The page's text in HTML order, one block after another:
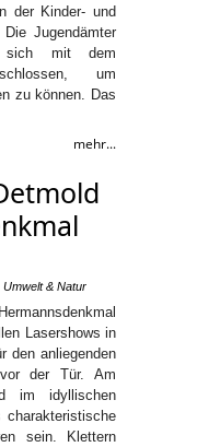
der Kinder- und
Jugendämter
sich mit dem
um
zu können. Das
mehr...
Umwelt & Natur
Lasershows in
den anliegenden
der Tür. Am
im idyllischen
sein. Klettern